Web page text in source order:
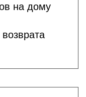
на дому